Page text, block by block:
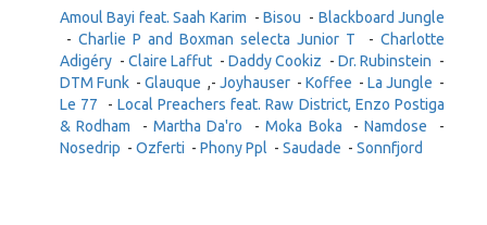
Amoul Bayi feat. Saah Karim -Bisou - Blackboard Jungle
- Charlie P and Boxman selecta Junior T - Charlotte
Adigéry - Claire Laffut -Daddy Cookiz -Dr. Rubinstein -
DTM Funk - Glauque ,- Joyhauser - Koffee - La Jungle -
Le 77 - Local Preachers feat. Raw District, Enzo Postiga
& Rodham -Martha Da'ro -Moka Boka -Namdose -
Nosedrip - Ozferti - Phony Ppl - Saudade - Sonnfjord